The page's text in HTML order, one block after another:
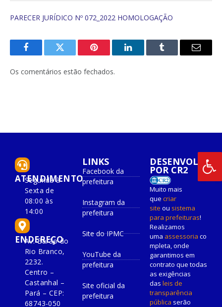
PARECER JURÍDICO Nº 072_2022 HOMOLOGAÇÃO
FacebookTwitter Pinterest O
Tumblr
E-
Os comentários estão fechados.
ATENDIMENTO
Segunda à
Sexta de
08:00 às
14:00
ENDEREÇO
Av. Barão do
Rio Branco,
2232.
Centro –
Castanhal –
Pará – CEP:
68743-050
LINKS
Facebook da
prefeitura
Instagram da
prefeitura
Site do IPMC
YouTube da
prefeitura
Site oficial da
prefeitura
DESENVOLVIDO
POR CR2
Muito mais
que criar
site ou sistema
para prefeituras!
Realizamos
uma assessoria co
mpleta, onde
garantimos em
contrato que todas
as exigências
das leis de
transparência
pública serão